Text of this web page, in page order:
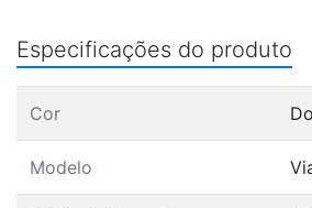
Especificações do produto
Cor
Modelo